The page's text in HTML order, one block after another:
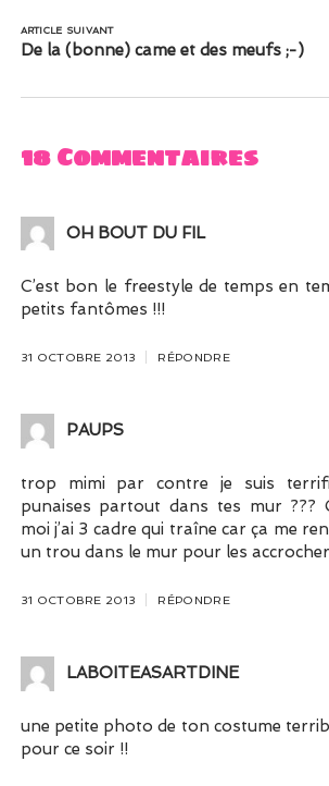
ARTICLE SUIVANT
De la (bonne) came et des meufs ;-)
18 Commentaires
OH BOUT DU FIL
C’est bon le freestyle de temps en
petits fantômes !!!
31 OCTOBRE 2013 RÉPONDRE
PAUPS
trop mimi par contre je suis
punaises partout dans tes mur ???
moi j’ai 3 cadre qui traîne car ça me
un trou dans le mur pour les
31 OCTOBRE 2013 RÉPONDRE
LABOITEASARTDINE
une petite photo de ton costume
pour ce soir !!